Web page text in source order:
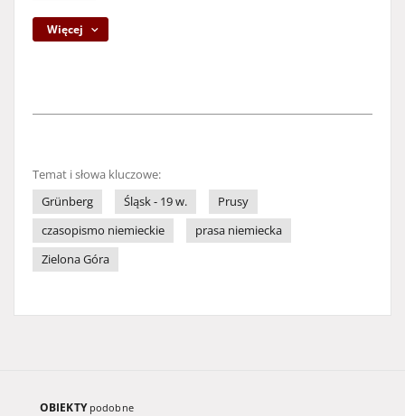
Więcej
Temat i słowa kluczowe:
Grünberg
Śląsk - 19 w.
Prusy
czasopismo niemieckie
prasa niemiecka
Zielona Góra
OBIEKTY podobne